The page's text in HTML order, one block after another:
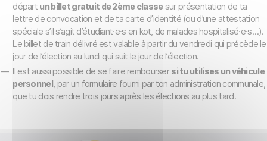
départ un billet gratuit de 2ème classe sur présentation de ta
lettre de convocation et de ta carte d’identité (ou d’une attestation
spéciale s’il s’agit d’étudiant·e·s en kot, de malades hospitalisé·e·s…).
Le billet de train délivré est valable à partir du vendredi qui précède le
jour de l’élection au lundi qui suit le jour de l’élection.
Il est aussi possible de se faire remboursersi tu utilises un véhicule
personnel, par un formulaire fourni par ton administration communale,
que tu dois rendre trois jours après les élections au plus tard.